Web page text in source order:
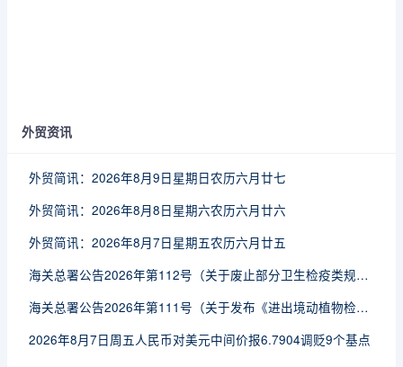
外贸资讯
外贸简讯：2026年8月9日星期日农历六月廿七
外贸简讯：2026年8月8日星期六农历六月廿六
外贸简讯：2026年8月7日星期五农历六月廿五
海关总署公告2026年第112号（关于废止部分卫生检疫类规范性文件的公告）
海关总署公告2026年第111号（关于发布《进出境动植物检疫处理监督管理工作规定》《进出境卫生处理监督管理工作规定》的公告）
2026年8月7日周五人民币对美元中间价报6.7904调贬9个基点